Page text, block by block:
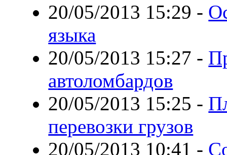
20/05/2013 15:29 -
языка
20/05/2013 15:27 -
автоломбардов
20/05/2013 15:25 -
перевозки грузов
20/05/2013 10:41 -